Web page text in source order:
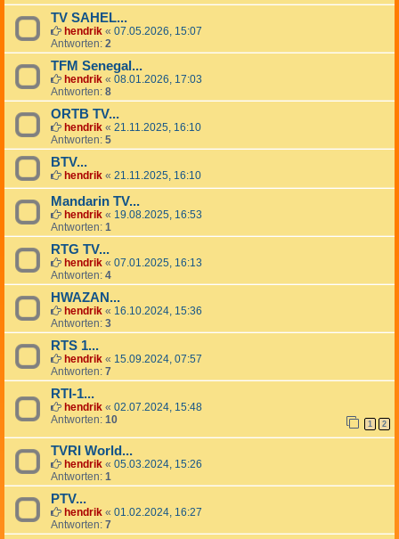
TV SAHEL...
hendrik « 07.05.2026, 15:07
Antworten: 2
TFM Senegal...
hendrik « 08.01.2026, 17:03
Antworten: 8
ORTB TV...
hendrik « 21.11.2025, 16:10
Antworten: 5
BTV...
hendrik « 21.11.2025, 16:10
Mandarin TV...
hendrik « 19.08.2025, 16:53
Antworten: 1
RTG TV...
hendrik « 07.01.2025, 16:13
Antworten: 4
HWAZAN...
hendrik « 16.10.2024, 15:36
Antworten: 3
RTS 1...
hendrik « 15.09.2024, 07:57
Antworten: 7
RTI-1...
hendrik « 02.07.2024, 15:48
Antworten: 10 1 2
TVRI World...
hendrik « 05.03.2024, 15:26
Antworten: 1
PTV...
hendrik « 01.02.2024, 16:27
Antworten: 7